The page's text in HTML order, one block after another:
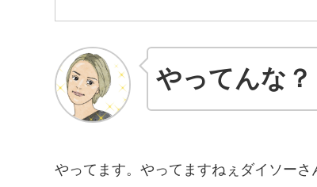
やってんな？
やってます。やってますねぇダイソーさ